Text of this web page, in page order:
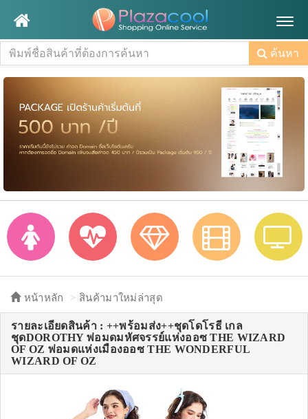
ค้นหา
หน้าหลัก สินค้ามาใหม่ล่าสุด
รายละเอียดสินค้า : ++พร้อมส่ง++ชุดโดโรธี เกล
ชุดDOROTHY พ่อมดมหัศจรรย์แห่งออซ THE WIZARD
OF OZ พ่อมดแห่งเมืองออซ THE WONDERFUL
WIZARD OF OZ